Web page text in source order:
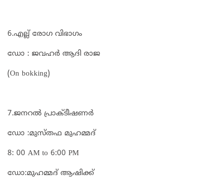
6.എല്ല് രോഗ വിഭാഗം
ഡോ : ജവഹർ ആദി രാജ
(On bokking)
7.ജനറൽ പ്രാക്ടീഷണർ
ഡോ :മുസ്തഫ മുഹമ്മദ്‌
8: 00 AM to 6:00 PM
ഡോ:മുഹമ്മദ് ആഷിക്ക്